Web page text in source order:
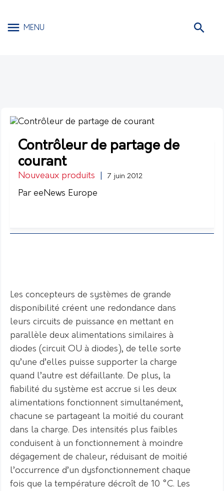
MENU
Contrôleur de partage de
courant
Nouveaux produits 7 juin 2012
Par eeNews Europe
Les concepteurs de systèmes de grande
disponibilité créent une redondance dans
leurs circuits de puissance en mettant en
parallèle deux alimentations similaires à
diodes (circuit OU à diodes), de telle sorte
qu’une d’elles puisse supporter la charge
quand l’autre est défaillante. De plus, la
fiabilité du système est accrue si les deux
alimentations fonctionnent simultanément,
chacune se partageant la moitié du courant
dans la charge. Des intensités plus faibles
conduisent à un fonctionnement à moindre
dégagement de chaleur, réduisant de moitié
l’occurrence d’un dysfonctionnement chaque
fois que la température décroît de 10 °C. Les